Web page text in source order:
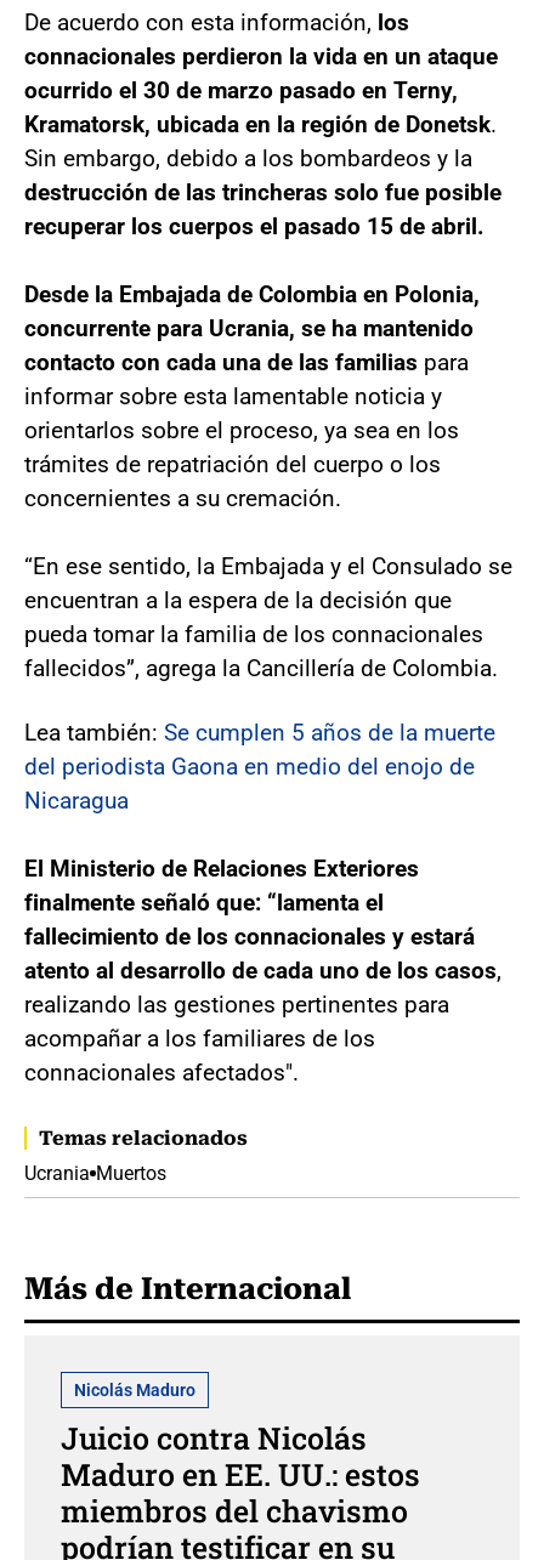
De acuerdo con esta información, los
connacionales perdieron la vida en un ataque
ocurrido el 30 de marzo pasado en Terny,
Kramatorsk, ubicada en la región de Donetsk.
Sin embargo, debido a los bombardeos y la
destrucción de las trincheras solo fue posible
recuperar los cuerpos el pasado 15 de abril.
Desde la Embajada de Colombia en Polonia,
concurrente para Ucrania, se ha mantenido
contacto con cada una de las familias para
informar sobre esta lamentable noticia y
orientarlos sobre el proceso, ya sea en los
trámites de repatriación del cuerpo o los
concernientes a su cremación.
“En ese sentido, la Embajada y el Consulado se
encuentran a la espera de la decisión que
pueda tomar la familia de los connacionales
fallecidos”, agrega la Cancillería de Colombia.
Lea también: Se cumplen 5 años de la muerte
del periodista Gaona en medio del enojo de
Nicaragua
El Ministerio de Relaciones Exteriores
finalmente señaló que: “lamenta el
fallecimiento de los connacionales y estará
atento al desarrollo de cada uno de los casos,
realizando las gestiones pertinentes para
acompañar a los familiares de los
connacionales afectados".
Temas relacionados
Ucrania Muertos
Más de Internacional
Nicolás Maduro
Juicio contra Nicolás
Maduro en EE. UU.: estos
miembros del chavismo
podrían testificar en su